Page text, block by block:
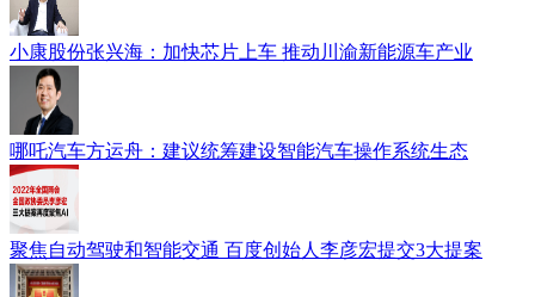
小康股份张兴海：加快芯片上车 推动川渝新能源车产业
哪吒汽车方运舟：建议统筹建设智能汽车操作系统生态
聚焦自动驾驶和智能交通 百度创始人李彦宏提交3大提案